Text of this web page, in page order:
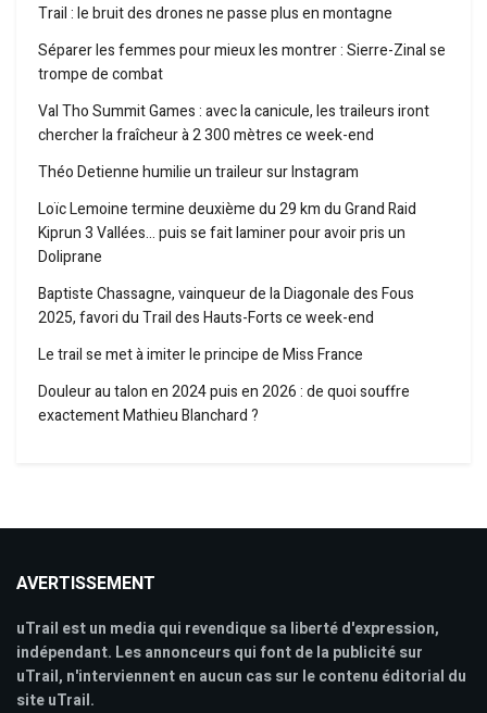
Trail : le bruit des drones ne passe plus en montagne
Séparer les femmes pour mieux les montrer : Sierre-Zinal se
trompe de combat
Val Tho Summit Games : avec la canicule, les traileurs iront
chercher la fraîcheur à 2 300 mètres ce week-end
Théo Detienne humilie un traileur sur Instagram
Loïc Lemoine termine deuxième du 29 km du Grand Raid
Kiprun 3 Vallées… puis se fait laminer pour avoir pris un
Doliprane
Baptiste Chassagne, vainqueur de la Diagonale des Fous
2025, favori du Trail des Hauts-Forts ce week-end
Le trail se met à imiter le principe de Miss France
Douleur au talon en 2024 puis en 2026 : de quoi souffre
exactement Mathieu Blanchard ?
AVERTISSEMENT
uTrail est un media qui revendique sa liberté d'expression,
indépendant. Les annonceurs qui font de la publicité sur
uTrail, n'interviennent en aucun cas sur le contenu éditorial du
site uTrail.